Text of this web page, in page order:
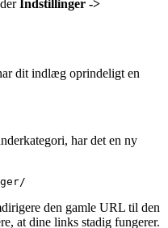
Indstillinger ->
dit indlæg oprindeligt en
har det en ny
den gamle URL til den
at dine links stadig fungerer.